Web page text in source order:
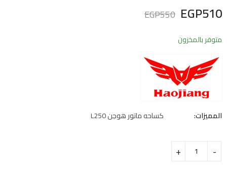
EGP510
EGP550
متوفر بالمخزون
المميزات: كساحه ماتور هوجن L250